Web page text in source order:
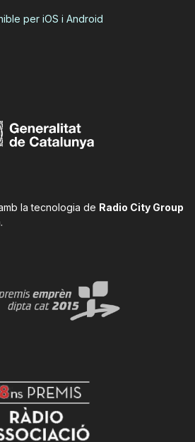
per iOS i Android
la tecnologia de Radio City Group
.